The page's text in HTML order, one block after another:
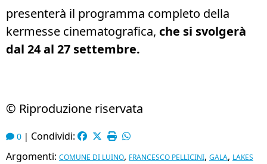
presenterà il programma completo della
kermesse cinematografica, che si svolgerà
dal 24 al 27 settembre.
© Riproduzione riservata
0 | Condividi:
Argomenti: COMUNE DI LUINO, FRANCESCO PELLICINI, GALA, LAKES